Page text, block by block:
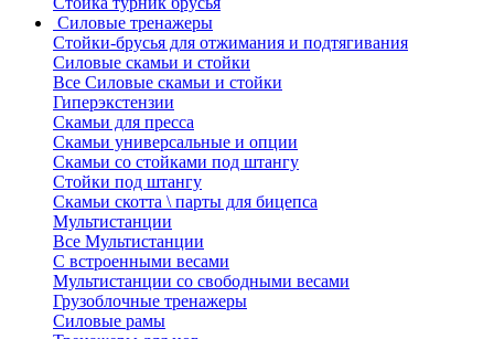
Силовые тренажеры
Стойки-брусья для отжимания и подтягивания
Силовые скамьи и стойки
Все Силовые скамьи и стойки
Гиперэкстензии
Скамьи для пресса
Скамьи универсальные и опции
Скамьи со стойками под штангу
Стойки под штангу
Скамьи скотта \ парты для бицепса
Мультистанции
Все Мультистанции
С встроенными весами
Мультистанции со свободными весами
Грузоблочные тренажеры
Силовые рамы